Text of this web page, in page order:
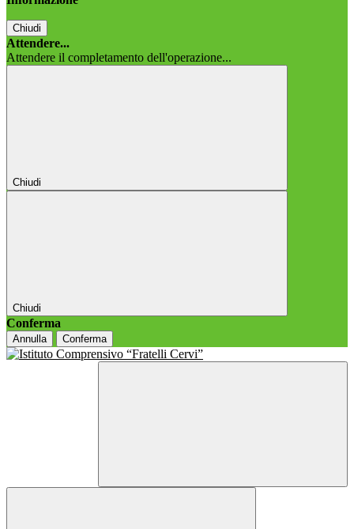
Chiudi
Attendere...
Attendere il completamento dell'operazione...
Chiudi
Chiudi
Conferma
Annulla Conferma